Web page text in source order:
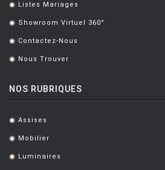
. Listes Mariages
. Showroom Virtuel 360°
. Contactez-Nous
. Nous Trouver
NOS RUBRIQUES
. Assises
. Mobilier
. Luminaires